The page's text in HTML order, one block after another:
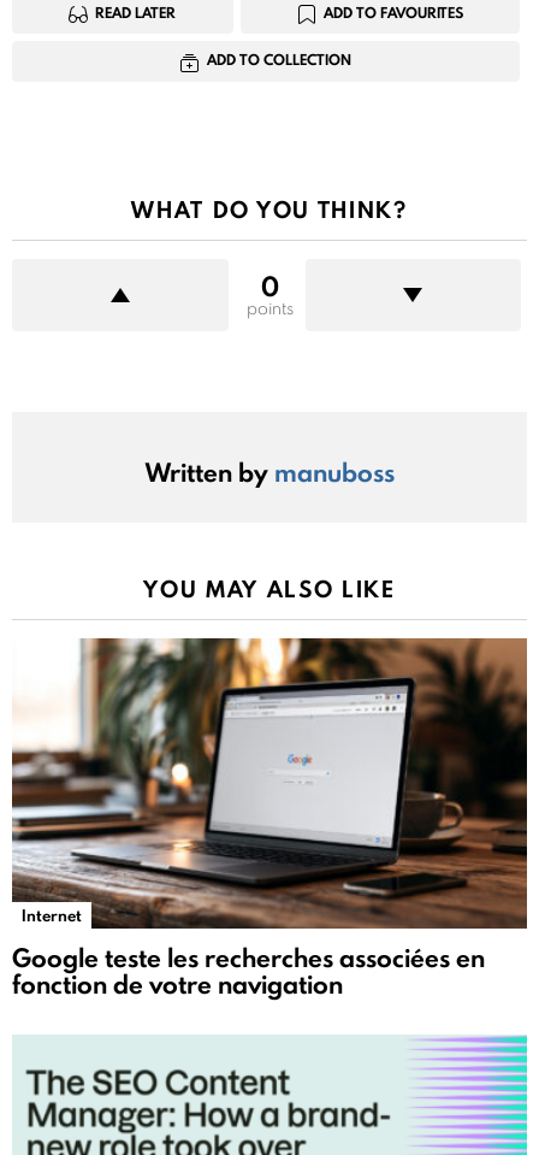
READ LATER ADD TO FAVOURITES
ADD TO COLLECTION
WHAT DO YOU THINK?
0
points
Written by manuboss
YOU MAY ALSO LIKE
Internet
Google teste les recherches associées en
fonction de votre navigation